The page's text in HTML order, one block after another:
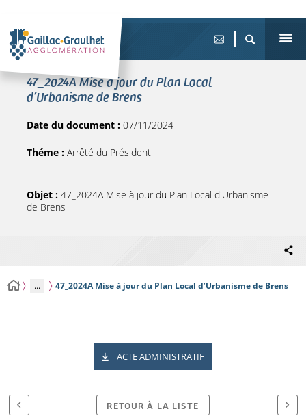
47_2024A Mise à jour du Plan Local
d’Urbanisme de Brens
Date du document : 07/11/2024
Théme : Arrêté du Président
Objet : 47_2024A Mise à jour du Plan Local d'Urbanisme
de Brens
... 47_2024A Mise à jour du Plan Local d’Urbanisme de Brens
ACTE ADMINISTRATIF
RETOUR À LA LISTE